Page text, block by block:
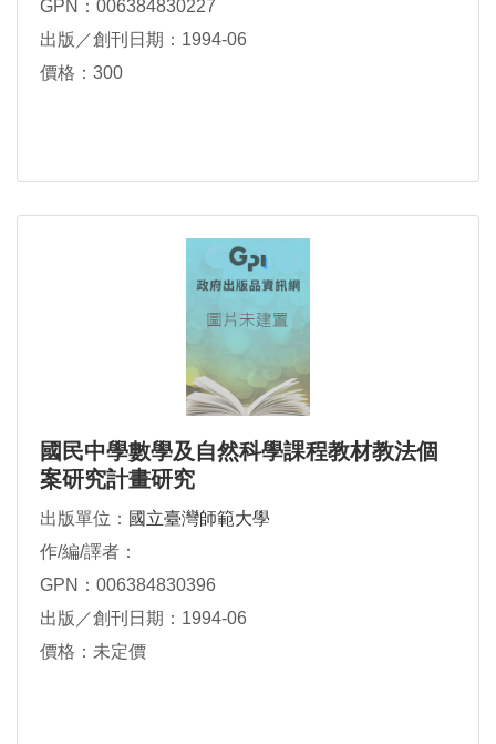
GPN：006384830227
出版／創刊日期：1994-06
價格：300
國民中學數學及自然科學課程教材教法個
案研究計畫研究
出版單位： 國立臺灣師範大學
作/編/譯者：
GPN：006384830396
出版／創刊日期：1994-06
價格：未定價